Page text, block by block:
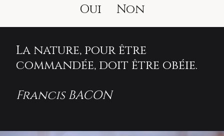
Oui
Non
La nature, pour être
commandée, doit être obéie.
Francis BACON